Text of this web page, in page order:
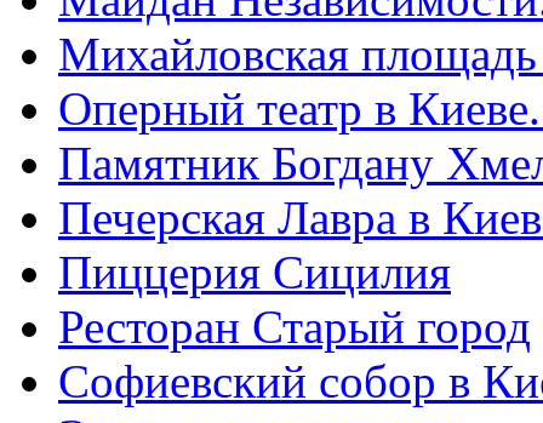
Михайловская
Оперный театр в
Памятник Богдану
Печерская Лавра в
Пиццерия Сицилия
Ресторан Старый город
Софиевский собор в